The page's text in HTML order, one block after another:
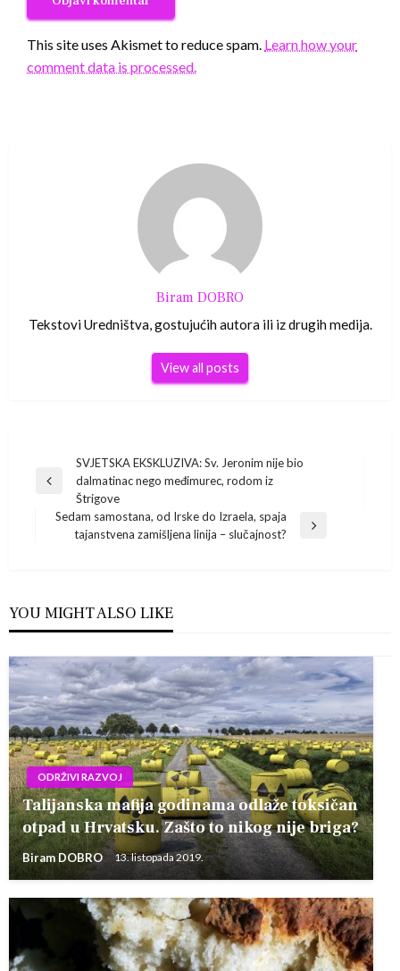
This site uses Akismet to reduce spam. Learn how your
comment data is processed.
Biram DOBRO
Tekstovi Uredništva, gostujućih autora ili iz drugih medija.
View all posts
Navigacija
objava
Previous
SVJETSKA EKSKLUZIVA: Sv. Jeronim nije bio
dalmatinac nego međimurec, rodom iz
Štrigove
Next
Sedam samostana, od Irske do Izraela, spaja
tajanstvena zamišljena linija – slučajnost?
YOU MIGHT ALSO LIKE
ODRŽIVI RAZVOJ
Talijanska mafija godinama odlaže toksičan
otpad u Hrvatsku. Zašto to nikog nije briga?
Biram DOBRO 13. listopada 2019.